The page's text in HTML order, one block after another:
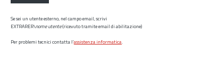
Se sei un utente esterno, nel campo email, scrivi
EXTRARER\nome utente(ricevuto tramite email di abilitazione)
Per problemi tecnici contatta l’assistenza informatica.